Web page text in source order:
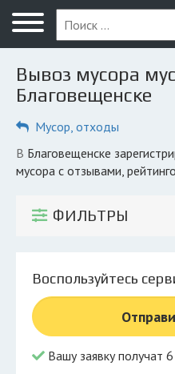
Меню
Главная
Вопрос юристу
Компании
Экоблог
© 2026 Все права защищены
Вывоз мусора
Благовещенске
Мусор, отходы
в Благовещенске зарегистрированы 6 компаний по вывозу
мусора с отзывами,
ФИЛЬТРЫ
Воспользуйтесь
Вашу заявку получат